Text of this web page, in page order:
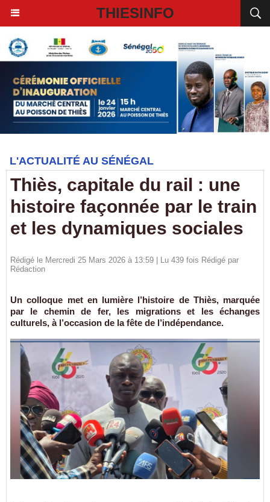
THIESINFO
L'ACTUALITÉ AU SÉNÉGAL
Thiès, capitale du rail : une
histoire façonnée par le train
et les dynamiques sociales
Rédigé le Mercredi 25 Mars 2026 à 13:59 | Lu 439 fois Rédigé par
Rédaction
Un colloque met en lumière l’histoire de Thiès, marquée
par le chemin de fer, les migrations et les échanges
culturels, à l’occasion de la fête de l’indépendance.